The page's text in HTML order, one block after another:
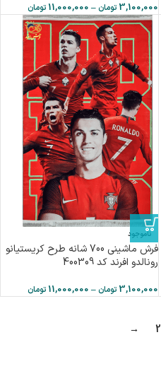
3,100,000 تومان –
11,000,000 تومان
ناموجود
فرش ماشینی 700 شانه طرح كريستيانو
رونالدو افرند کد 400309
3,100,000 تومان –
11,000,000 تومان
2
→